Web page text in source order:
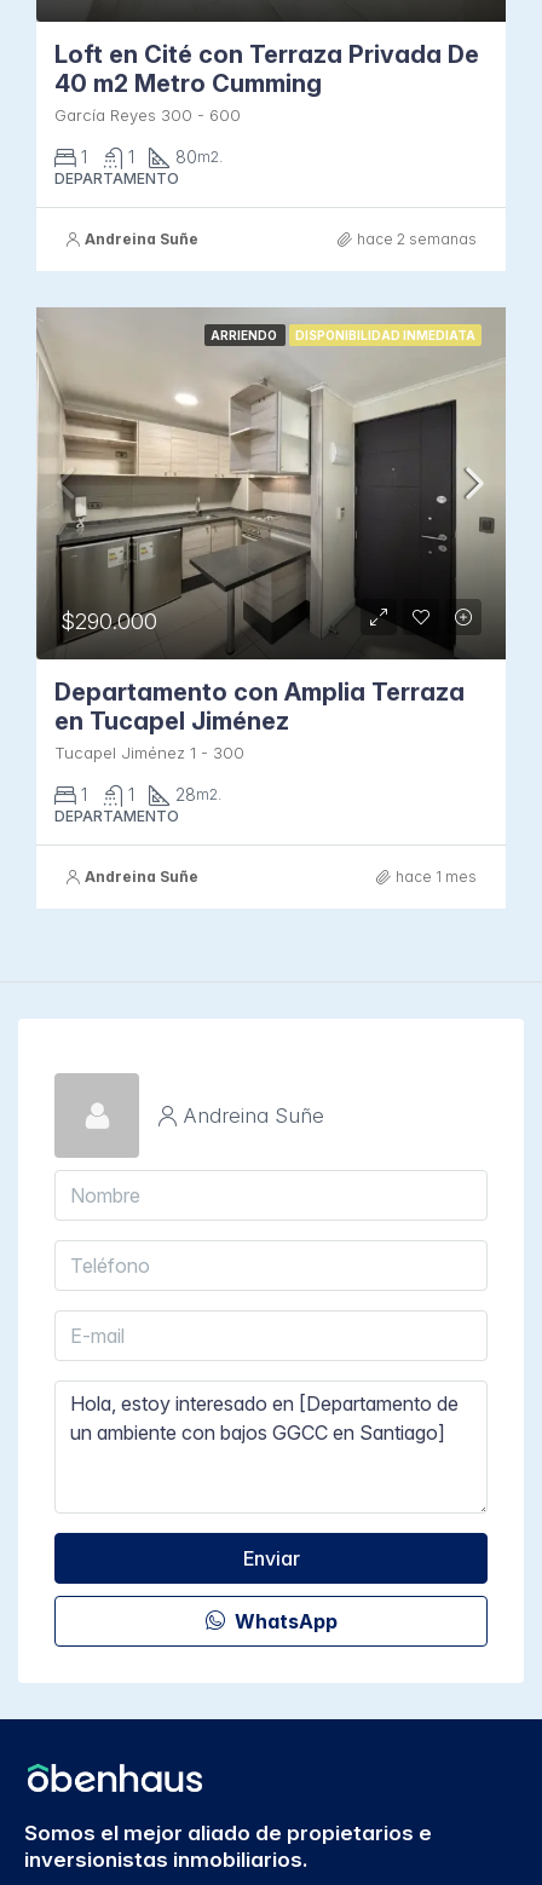
Loft en Cité con Terraza Privada De
40 m2 Metro Cumming
García Reyes 300 - 600
1 1 80m2.
DEPARTAMENTO
Andreina Suñe hace 2 semanas
ARRIENDO DISPONIBILIDAD INMEDIATA
$290.000
Departamento con Amplia Terraza
en Tucapel Jiménez
Tucapel Jiménez 1 - 300
1 1 28m2.
DEPARTAMENTO
Andreina Suñe hace 1 mes
Andreina Suñe
Enviar
WhatsApp
Somos el mejor aliado de propietarios e
inversionistas inmobiliarios.